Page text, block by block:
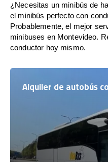
¿Necesitas un minibús de
el minibús perfecto con
Probablemente, el mejor
minibuses en Montevideo.
conductor hoy mismo.
Alquiler de autobús